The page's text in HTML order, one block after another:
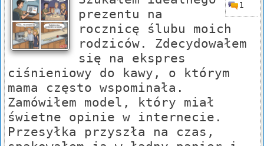
1
prezentu na
rocznicę ślubu moich
rodziców. Zdecydowałem
się na ekspres
ciśnieniowy do kawy, o którym
mama często wspominała.
Zamówiłem model, który miał
świetne opinie w internecie.
Przesyłka przyszła na czas,